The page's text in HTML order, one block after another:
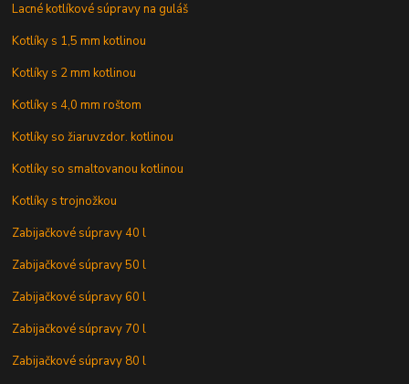
Lacné kotlíkové súpravy na guláš
Kotlíky s 1,5 mm kotlinou
Kotlíky s 2 mm kotlinou
Kotlíky s 4,0 mm roštom
Kotlíky so žiaruvzdor. kotlinou
Kotlíky so smaltovanou kotlinou
Kotlíky s trojnožkou
Zabijačkové súpravy 40 l
Zabijačkové súpravy 50 l
Zabijačkové súpravy 60 l
Zabijačkové súpravy 70 l
Zabijačkové súpravy 80 l